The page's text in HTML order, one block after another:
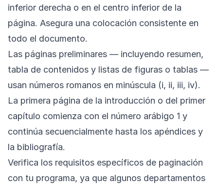
inferior derecha o en el centro inferior de la
página. Asegura una colocación consistente en
todo el documento.
Las páginas preliminares — incluyendo resumen,
tabla de contenidos y listas de figuras o tablas —
usan números romanos en minúscula (i, ii, iii, iv).
La primera página de la introducción o del primer
capítulo comienza con el número arábigo 1 y
continúa secuencialmente hasta los apéndices y
la bibliografía.
Verifica los requisitos específicos de paginación
con tu programa, ya que algunos departamentos